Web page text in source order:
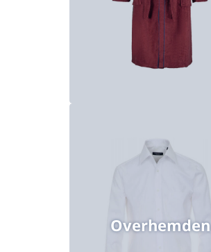
Poloshirts
Overhemden